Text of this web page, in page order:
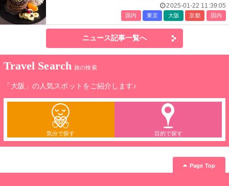
2025-01-22 11:39:05
国内 東京 大阪 京都 国内
ニュース記事一覧へ
Travel Search 旅の検索
「大阪」の人気スポットをご紹介します♪
気分で探す 目的で探す
Page Top